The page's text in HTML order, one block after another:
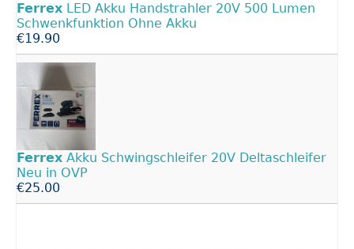
Ferrex LED Akku Handstrahler 20V 500 Lumen
Schwenkfunktion Ohne Akku
€19.90
Ferrex Akku Schwingschleifer 20V Deltaschleifer
Neu in OVP
€25.00